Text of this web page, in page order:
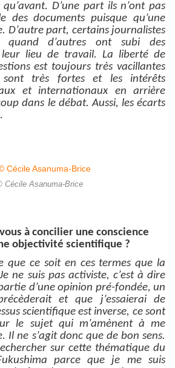
D’une part ils n’ont pas
des documents puisque qu’une
D’autre part, certains journalistes
d’autres ont subi des
leur lieu de travail. La liberté de
est toujours très vacillantes
sont très fortes et les intérêts
et internationaux en arrière
dans le débat. Aussi, les écarts
Cécile Asanuma-Brice
à concilier une conscience
objectivité scientifique ?
que ce soit en ces termes que la
ne suis pas activiste, c’est à dire
d’une opinion pré-fondée, un
et que j’essaierai de
scientifique est inverse, ce sont
le sujet qui m’amènent à me
Il ne s’agit donc que de bon sens.
sur cette thématique du
parce que je me suis